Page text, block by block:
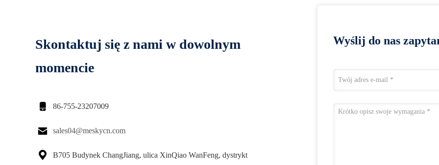
Skontaktuj się z nami w dowolnym
momencie
 86-755-23207009
 sales04@meskycn.com

B705 Budynek ChangJiang, ulica XinQiao WanFeng, dystrykt
Wyślij do nas